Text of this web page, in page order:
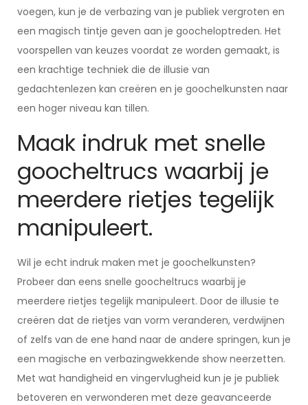
voegen, kun je de verbazing van je publiek vergroten en
een magisch tintje geven aan je goocheloptreden. Het
voorspellen van keuzes voordat ze worden gemaakt, is
een krachtige techniek die de illusie van
gedachtenlezen kan creëren en je goochelkunsten naar
een hoger niveau kan tillen.
Maak indruk met snelle
goocheltrucs waarbij je
meerdere rietjes tegelijk
manipuleert.
Wil je echt indruk maken met je goochelkunsten?
Probeer dan eens snelle goocheltrucs waarbij je
meerdere rietjes tegelijk manipuleert. Door de illusie te
creëren dat de rietjes van vorm veranderen, verdwijnen
of zelfs van de ene hand naar de andere springen, kun je
een magische en verbazingwekkende show neerzetten.
Met wat handigheid en vingervlugheid kun je je publiek
betoveren en verwonderen met deze geavanceerde